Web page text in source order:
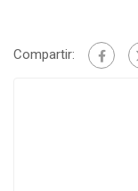
Compartir: